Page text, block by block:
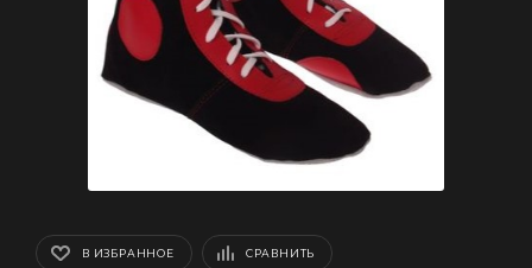
В ИЗБРАННОЕ СРАВНИТЬ